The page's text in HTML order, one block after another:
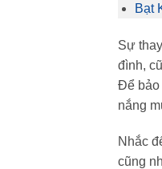
Bạt
Sự
đình,
Để bảo
nắng
Nhắc
cũng